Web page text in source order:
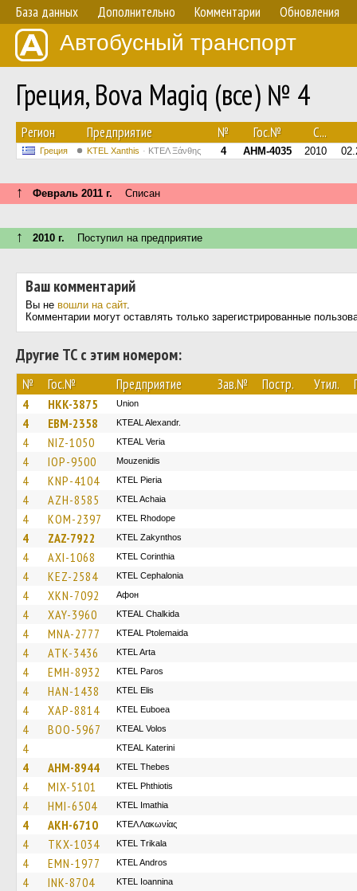
База данных Дополнительно Комментарии Обновления
Автобусный транспорт
Греция, Bova Magiq (все) № 4
Регион Предприятие № Гос.№ С...
Греция KTEL Xanthis ΚΤΕΛ Ξάνθης 4 AHM-4035 2010
↑ Февраль 2011 г. Списан
↑ 2010 г. Поступил на предприятие
Ваш комментарий
Вы не вошли на сайт.
Комментарии могут оставлять только зарегистрированные
Другие ТС с этим номером:
№ Гос.№ Предприятие Зав.№ Постр. Утил.
4 HKK-3875 Union
4 EBM-2358 KTEAL Alexandr.
4 NIZ-1050 KTEAL Veria
4 IOP-9500 Mouzenidis
4 KNP-4104 KTEL Pieria
4 AZH-8585 KTEL Achaia
4 KOM-2397 KTEL Rhodope
4 ZAZ-7922 KTEL Zakynthos
4 AXI-1068 KTEL Corinthia
4 KEZ-2584 KTEL Cephalonia
4 XKN-7092 Афон
4 XAY-3960 KTEAL Chalkida
4 MNA-2777 KTEAL Ptolemaida
4 ATK-3436 KTEL Arta
4 EMH-8932 KTEL Paros
4 HAN-1438 KTEL Elis
4 XAP-8814 ΚΤΕL Euboea
4 BOO-5967 KTEAL Volos
4 KTEAL Katerini
4 AHM-8944 KTEL Thebes
4 MIX-5101 ΚΤΕL Phthiotis
4 HMI-6504 KTEL Imathia
4 AKH-6710 ΚΤΕΛ Λακωνίας
4 TKX-1034 ΚΤΕL Τrikala
4 EMN-1977 KTEL Andros
4 INK-8704 KTEL Ioannina